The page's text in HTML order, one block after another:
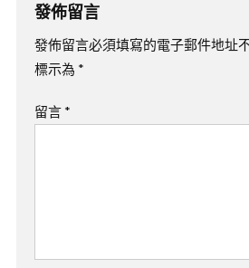
發佈留言
發佈留言必須填寫的電子郵件地址
標示為 *
留言 *